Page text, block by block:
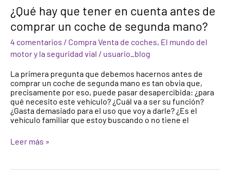
¿Qué hay que tener en cuenta antes de
comprar un coche de segunda mano?
4 comentarios / Compra Venta de coches, El mundo del
motor y la seguridad vial / usuario_blog
La primera pregunta que debemos hacernos antes de
comprar un coche de segunda mano es tan obvia que,
precisamente por eso, puede pasar desapercibida: ¿para
qué necesito este vehículo? ¿Cuál va a ser su función?
¿Gasta demasiado para el uso que voy a darle? ¿Es el
vehículo familiar que estoy buscando o no tiene el
¿Qué
hay
que
en
cuenta
de
comprar
un
coche
de
segunda
Leer más »